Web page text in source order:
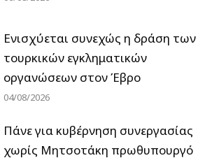
Ενισχύεται συνεχώς η δράση των
τουρκικών εγκληματικών
οργανώσεων στον Έβρο
04/08/2026
Πάνε για κυβέρνηση συνεργασίας
χωρίς Μητσοτάκη πρωθυπουργό